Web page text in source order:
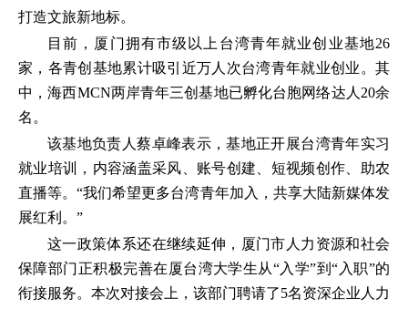
打造文旅新地标。
目前，厦门拥有市级以上台湾青年就业创业基地26
家，各青创基地累计吸引近万人次台湾青年就业创业。其
中，海西MCN两岸青年三创基地已孵化台胞网络达人20余
名。
该基地负责人蔡卓峰表示，基地正开展台湾青年实习
就业培训，内容涵盖采风、账号创建、短视频创作、助农
直播等。“我们希望更多台湾青年加入，共享大陆新媒体发
展红利。”
这一政策体系还在继续延伸，厦门市人力资源和社会
保障部门正积极完善在厦台湾大学生从“入学”到“入职”的
衔接服务。本次对接会上，该部门聘请了5名资深企业人力